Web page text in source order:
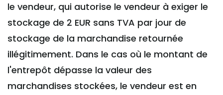
le vendeur, qui autorise le vendeur à exiger le
stockage de 2 EUR sans TVA par jour de
stockage de la marchandise retournée
illégitimement. Dans le cas où le montant de
l'entrepôt dépasse la valeur des
marchandises stockées, le vendeur est en